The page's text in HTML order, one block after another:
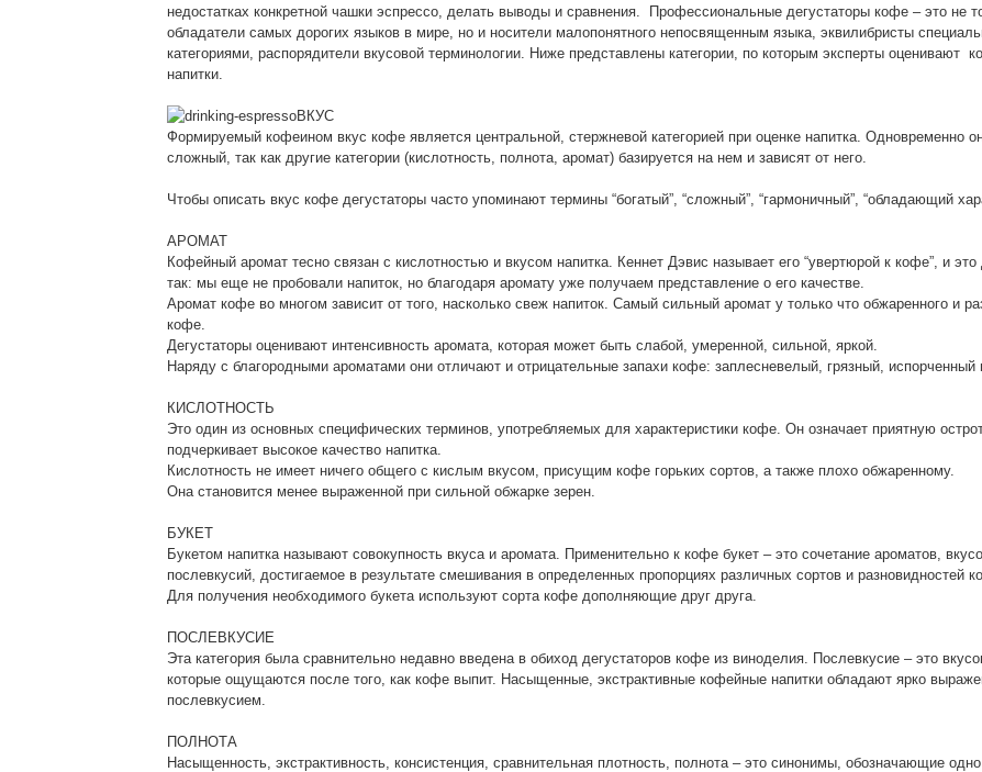
недостатках конкретной чашки эспрессо, делать выводы и сравнения. Профессиональные дегустаторы кофе – это не
обладатели самых дорогих языков в мире, но и носители малопонятного непосвященным языка, эквилибристы
категориями, распорядители вкусовой терминологии. Ниже представлены категории, по которым эксперты оценивают
напитки.
ВКУС
Формируемый кофеином вкус кофе является центральной, стержневой категорией при оценке напитка. Одновременно
сложный, так как другие категории (кислотность, полнота, аромат) базируется на нем и зависят от него.
Чтобы описать вкус кофе дегустаторы часто упоминают термины “богатый”, “сложный”, “гармоничный”, “обладающий
АРОМАТ
Кофейный аромат тесно связан с кислотностью и вкусом напитка. Кеннет Дэвис называет его “увертюрой к кофе”, и это
так: мы еще не пробовали напиток, но благодаря аромату уже получаем представление о его качестве.
Аромат кофе во многом зависит от того, насколько свеж напиток. Самый сильный аромат у только что обжаренного и
кофе.
Дегустаторы оценивают интенсивность аромата, которая может быть слабой, умеренной, сильной, яркой.
Наряду с благородными ароматами они отличают и отрицательные запахи кофе: заплесневелый, грязный, испорченный
КИСЛОТНОСТЬ
Это один из основных специфических терминов, употребляемых для характеристики кофе. Он означает приятную
подчеркивает высокое качество напитка.
Кислотность не имеет ничего общего с кислым вкусом, присущим кофе горьких сортов, а также плохо обжаренному.
Она становится менее выраженной при сильной обжарке зерен.
БУКЕТ
Букетом напитка называют совокупность вкуса и аромата. Применительно к кофе букет – это сочетание ароматов,
послевкусий, достигаемое в результате смешивания в определенных пропорциях различных сортов и разновидностей
Для получения необходимого букета используют сорта кофе дополняющие друг друга.
ПОСЛЕВКУСИЕ
Эта категория была сравнительно недавно введена в обиход дегустаторов кофе из виноделия. Послевкусие – это
которые ощущаются после того, как кофе выпит. Насыщенные, экстрактивные кофейные напитки обладают ярко
послевкусием.
ПОЛНОТА
Насыщенность, экстрактивность, консистенция, сравнительная плотность, полнота – это синонимы, обозначающие